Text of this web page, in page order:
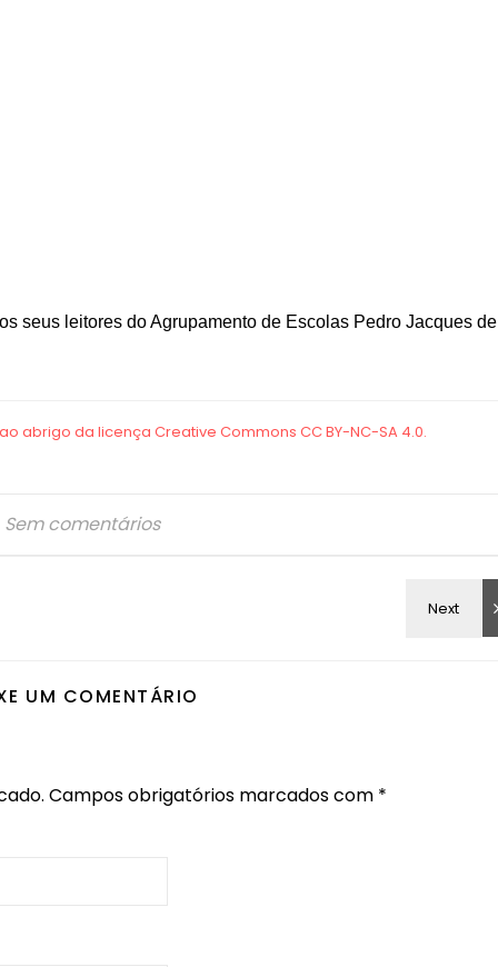
seus leitores do Agrupamento de Escolas Pedro Jacques de
Sem comentários
UM COMENTÁRIO
Campos obrigatórios marcados com *